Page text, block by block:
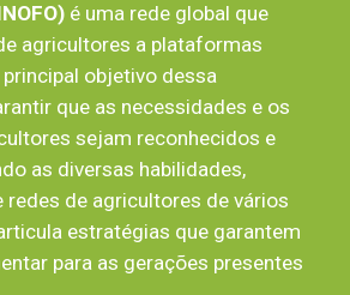
é uma rede global que
agricultores a plataformas
objetivo dessa
que as necessidades e os
sejam reconhecidos e
as diversas habilidades,
redes de agricultores de vários
estratégias que garantem
para as gerações presentes